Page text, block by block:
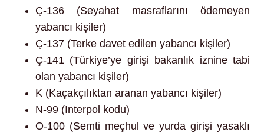
Ç-136 (Seyahat masraflarını ödemeyen
yabancı kişiler)
Ç-137 (Terke davet edilen yabancı kişiler)
Ç-141 (Türkiye’ye girişi bakanlık iznine tabi
olan yabancı kişiler)
K (Kaçakçılıktan aranan yabancı kişiler)
N-99 (Interpol kodu)
O-100 (Semti meçhul ve yurda girişi yasaklı